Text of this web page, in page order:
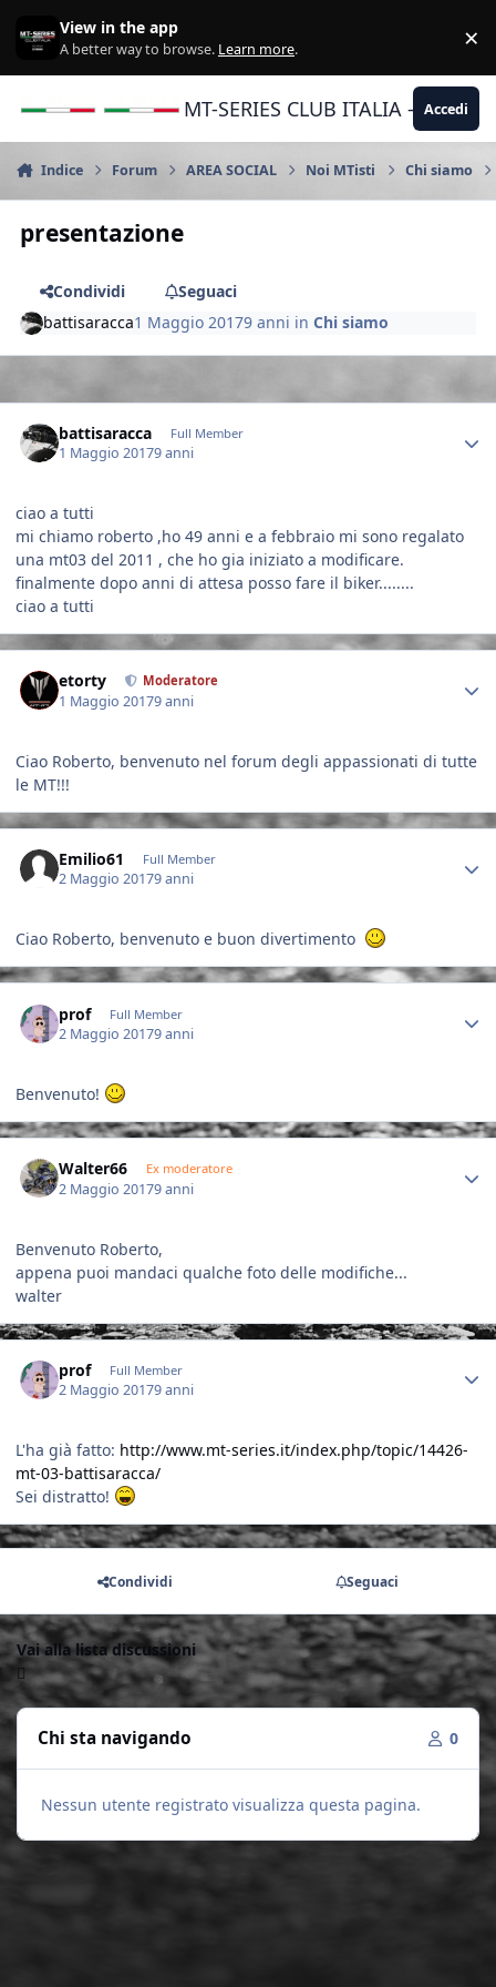
View in the app
A better way to browse. Learn more. ×
MT-SERIES CLUB ITALIA -Accedi
Indice Forum AREA SOCIAL Noi MTisti Chi siamo
presentazione
Condividi
Seguaci
battisaracca1 Maggio 20179 anni inChi siamo
battisaracca Full Member
1 Maggio 20179 anni
ciao a tutti
mi chiamo roberto ,ho 49 anni e a febbraio mi sono regalato
una mt03 del 2011 , che ho gia iniziato a modificare.
finalmente dopo anni di attesa posso fare il biker........
ciao a tutti
etorty Moderatore
1 Maggio 20179 anni
Ciao Roberto, benvenuto nel forum degli appassionati di tutte
le MT!!!
Emilio61 Full Member
2 Maggio 20179 anni
Ciao Roberto, benvenuto e buon divertimento
prof Full Member
2 Maggio 20179 anni
Benvenuto!
Walter66 Ex moderatore
2 Maggio 20179 anni
Benvenuto Roberto,
appena puoi mandaci qualche foto delle modifiche...
walter
prof Full Member
2 Maggio 20179 anni
L'ha già fatto: http://www.mt-series.it/index.php/topic/14426-
mt-03-battisaracca/
Sei distratto!
Condividi Seguaci
Vai alla lista discussioni
Chi sta navigando 0
Nessun utente registrato visualizza questa pagina.